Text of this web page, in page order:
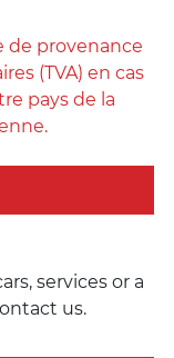
de provenance
(TVA) en cas
pays de la
services or a
us.